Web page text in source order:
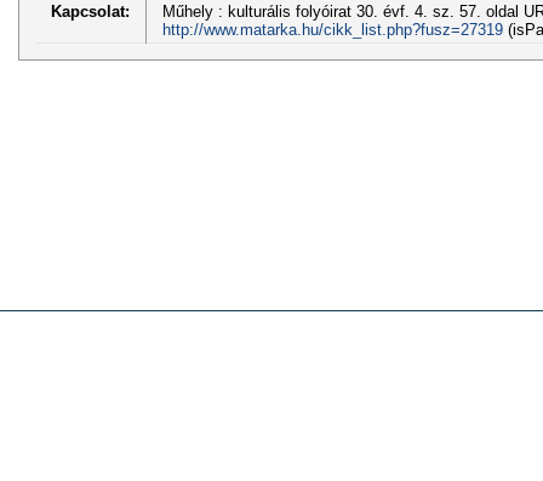
Kapcsolat:
Műhely : kulturális folyóirat 30. évf. 4. sz. 57. oldal
http://www.matarka.hu/cikk_list.php?fusz=27319